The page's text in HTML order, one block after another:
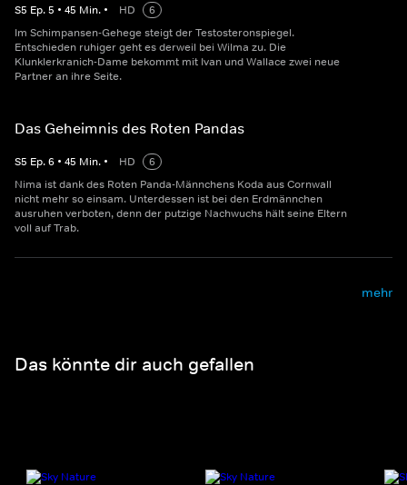
S5 Ep.5 • 45 Min. • HD
6
Im Schimpansen-Gehege steigt der Testosteronspiegel.
Entschieden ruhiger geht es derweil bei Wilma zu. Die
Klunklerkranich-Dame bekommt mit Ivan und Wallace zwei neue
Partner an ihre Seite.
Das Geheimnis des Roten Pandas
S5 Ep.6 • 45 Min. • HD
6
Nima ist dank des Roten Panda-Männchens Koda aus Cornwall
nicht mehr so einsam. Unterdessen ist bei den Erdmännchen
ausruhen verboten, denn der putzige Nachwuchs hält seine Eltern
voll auf Trab.
mehr
Das könnte dir auch gefallen